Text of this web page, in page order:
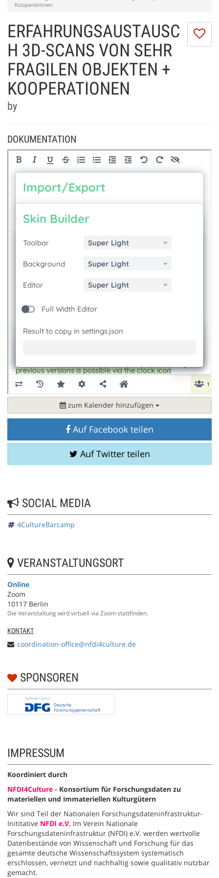
Kooperationen
ERFAHRUNGSAUSTAUSC
H 3D-SCANS VON SEHR
FRAGILEN OBJEKTEN +
KOOPERATIONEN
by
DOKUMENTATION
zum Kalender hinzufügen
Auf Facebook teilen
Auf Twitter teilen
SOCIAL MEDIA
4CultureBarcamp
VERANSTALTUNGSORT
Online
Zoom
10117 Berlin
Die Veranstaltung wird virtuell via Zoom stattfinden.
KONTAKT
coordination-office@nfdi4culture.de
SPONSOREN
IMPRESSUM
Koordiniert durch
NFDI4Culture - Konsortium für Forschungsdaten zu
materiellen und immateriellen Kulturgütern
Wir sind Teil der Nationalen Forschungsdateninfrastruktur-
Inititative NFDI e.V. Im Verein Nationale
Forschungsdateninfrastruktur (NFDI) e.V. werden wertvolle
Datenbestände von Wissenschaft und Forschung für das
gesamte deutsche Wissenschaftssystem systematisch
erschlossen, vernetzt und nachhaltig sowie qualitativ nutzbar
gemacht.